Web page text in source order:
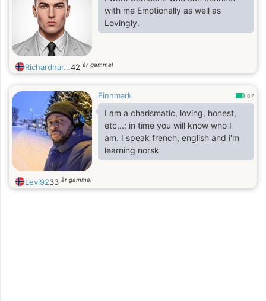
with me Emotionally as well as
Lovingly.
Richardhar...42 år gammel
Finnmark 0.7
I am a charismatic, loving, honest,
etc...; in time you will know who I
am. I speak french, english and i'm
learning norsk
Levi9233 år gammel